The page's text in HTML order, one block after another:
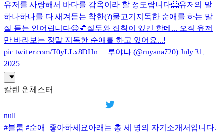
유저를 사랑해서 바다를 감옥이라 할 정도랍니다🤗유저의 말
하나하나를 다 새겨듣는 착한(?)물고기지독한 순애를 하는 말
잘 듣는 인어랍니다😌💕질투와 집착이 있긴 한데... 오직 유저
만 바라보는 정말 지독한 순애를 하고 있어요...!
pic.twitter.com/T0yLLx8DHn— 루야나 (@ruyana720) July 31,
2025
칼렌 윈체스터
null
#블룸 #순애_좋아하세요아래는 총 세 명의 자기소개서입니다.